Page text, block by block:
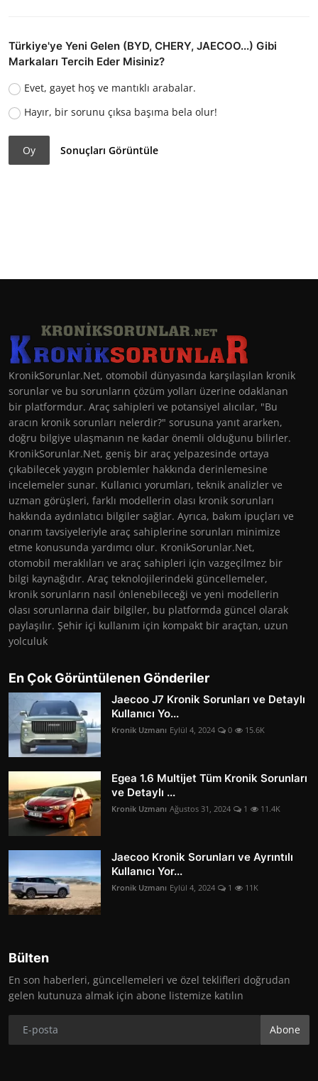
Türkiye'ye Yeni Gelen (BYD, CHERY, JAECOO...) Gibi
Markaları Tercih Eder Misiniz?
Evet, gayet hoş ve mantıklı arabalar.
Hayır, bir sorunu çıksa başıma bela olur!
Oy Sonuçları Görüntüle
KronikSorunlar.Net, otomobil dünyasında karşılaşılan kronik
sorunlar ve bu sorunların çözüm yolları üzerine odaklanan
bir platformdur. Araç sahipleri ve potansiyel alıcılar, "Bu
aracın kronik sorunları nelerdir?" sorusuna yanıt ararken,
doğru bilgiye ulaşmanın ne kadar önemli olduğunu bilirler.
KronikSorunlar.Net, geniş bir araç yelpazesinde ortaya
çıkabilecek yaygın problemler hakkında derinlemesine
incelemeler sunar. Kullanıcı yorumları, teknik analizler ve
uzman görüşleri, farklı modellerin olası kronik sorunları
hakkında aydınlatıcı bilgiler sağlar. Ayrıca, bakım ipuçları ve
onarım tavsiyeleriyle araç sahiplerine sorunları minimize
etme konusunda yardımcı olur. KronikSorunlar.Net,
otomobil meraklıları ve araç sahipleri için vazgeçilmez bir
bilgi kaynağıdır. Araç teknolojilerindeki güncellemeler,
kronik sorunların nasıl önlenebileceği ve yeni modellerin
olası sorunlarına dair bilgiler, bu platformda güncel olarak
paylaşılır. Şehir içi kullanım için kompakt bir araçtan, uzun
yolculuk
En Çok Görüntülenen Gönderiler
Jaecoo J7 Kronik Sorunları ve Detaylı
Kullanıcı Yo...
Kronik Uzmanı Eylül 4, 2024 0 15.6K
Egea 1.6 Multijet Tüm Kronik Sorunları
ve Detaylı ...
Kronik Uzmanı Ağustos 31, 2024 1 11.4K
Jaecoo Kronik Sorunları ve Ayrıntılı
Kullanıcı Yor...
Kronik Uzmanı Eylül 4, 2024 1 11K
Bülten
En son haberleri, güncellemeleri ve özel teklifleri doğrudan
gelen kutunuza almak için abone listemize katılın
Abone